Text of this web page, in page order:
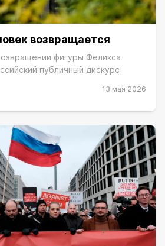
возвращается
фигуры Феликса
публичный дискурс
13 мая 2026